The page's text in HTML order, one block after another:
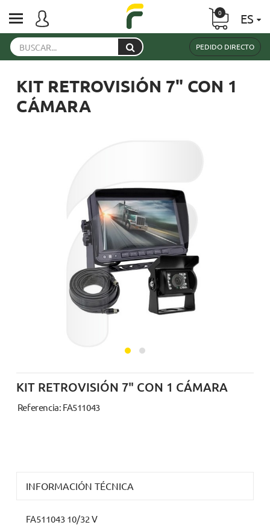
PEDIDO DIRECTO
ES
0
KIT RETROVISIÓN 7" CON 1
CÁMARA
KIT RETROVISIÓN 7" CON 1 CÁMARA
Referencia: FA511043
INFORMACIÓN TÉCNICA
FA511043 10/32 V